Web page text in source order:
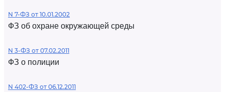
N 7-ФЗ от 10.01.2002
ФЗ об охране окружающей среды
N 3-ФЗ от 07.02.2011
ФЗ о полиции
N 402-ФЗ от 06.12.2011